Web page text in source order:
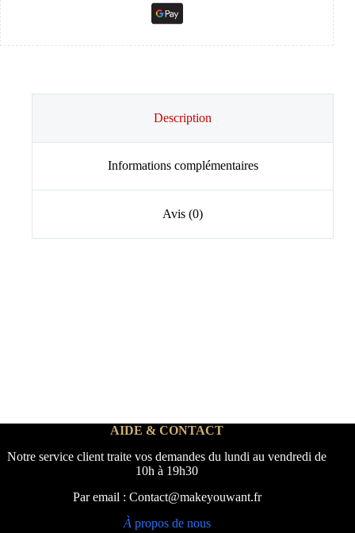
Description
Informations complémentaires
Avis (0)
AIDE & CONTACT
Notre service client traite vos demandes du lundi au vendredi de
10h à 19h30
Par email : Contact@makeyouwant.fr
À propos de nous